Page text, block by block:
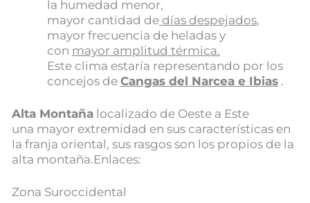
la humedad menor,
mayor cantidad de días despejados,
mayor frecuencia de heladas y
con mayor amplitud térmica.
Este clima estaría representando por los
concejos de Cangas del Narcea e Ibias .
Alta Montaña localizado de Oeste a Este
una mayor extremidad en sus características en
la franja oriental, sus rasgos son los propios de la
alta montaña.Enlaces:
Zona Suroccidental